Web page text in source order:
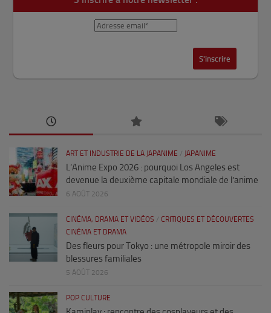
ART ET INDUSTRIE DE LA JAPANIME / JAPANIME
L’Anime Expo 2026 : pourquoi Los Angeles est
devenue la deuxième capitale mondiale de l’anime
6 AOÛT 2026
CINÉMA, DRAMA ET VIDÉOS / CRITIQUES ET DÉCOUVERTES
CINÉMA ET DRAMA
Des fleurs pour Tokyo : une métropole miroir des
blessures familiales
5 AOÛT 2026
POP CULTURE